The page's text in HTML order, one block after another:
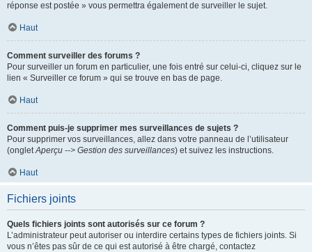
réponse est postée » vous permettra également de surveiller le sujet.
Haut
Comment surveiller des forums ?
Pour surveiller un forum en particulier, une fois entré sur celui-ci, cliquez sur le
lien « Surveiller ce forum » qui se trouve en bas de page.
Haut
Comment puis-je supprimer mes surveillances de sujets ?
Pour supprimer vos surveillances, allez dans votre panneau de l’utilisateur
(ongletAperçu --> Gestion des surveillances) et suivez les instructions.
Haut
Fichiers joints
Quels fichiers joints sont autorisés sur ce forum ?
L’administrateur peut autoriser ou interdire certains types de fichiers joints. Si
vous n’êtes pas sûr de ce qui est autorisé à être chargé, contactez